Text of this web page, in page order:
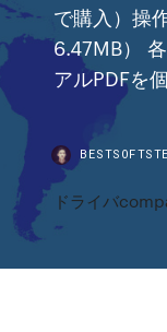
で購入）操
6.47MB）
アルPDFを
ドライバ